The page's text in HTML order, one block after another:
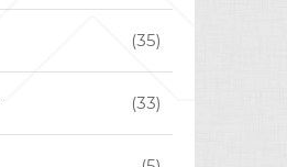
(35)
(33)